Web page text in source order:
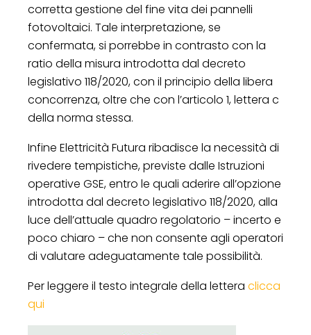
corretta gestione del fine vita dei pannelli
fotovoltaici. Tale interpretazione, se
confermata, si porrebbe in contrasto con la
ratio della misura introdotta dal decreto
legislativo 118/2020, con il principio della libera
concorrenza, oltre che con l’articolo 1, lettera c
della norma stessa.
Infine Elettricità Futura ribadisce la necessità di
rivedere tempistiche, previste dalle Istruzioni
operative GSE, entro le quali aderire all’opzione
introdotta dal decreto legislativo 118/2020, alla
luce dell’attuale quadro regolatorio – incerto e
poco chiaro – che non consente agli operatori
di valutare adeguatamente tale possibilità.
Per leggere il testo integrale della lettera clicca
qui